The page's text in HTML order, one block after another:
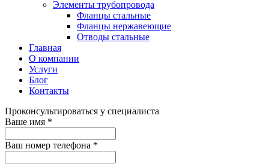
Элементы трубопровода
Фланцы стальные
Фланцы нержавеющие
Отводы стальные
Главная
О компании
Услуги
Блог
Контакты
Проконсультироваться у специалиста
Ваше имя *
Ваш номер телефона *